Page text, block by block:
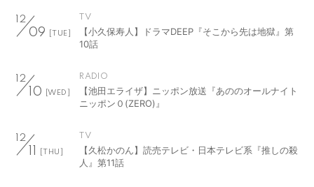
12
09 [TUE]
TV
【小久保寿人】ドラマDEEP『そこから先は地獄』第
10話
12
10 [WED]
RADIO
【池田エライザ】ニッポン放送『あののオールナイト
ニッポン０(ZERO)』
12
[THU]
TV
【久松かのん】読売テレビ・日本テレビ系『推しの殺
人』第11話